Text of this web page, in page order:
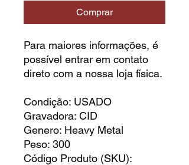
Comprar
Para maiores informações, é
possível entrar em contato
direto com a nossa loja física.
Condição: USADO
Gravadora: CID
Genero: Heavy Metal
Peso: 300
Código Produto (SKU):